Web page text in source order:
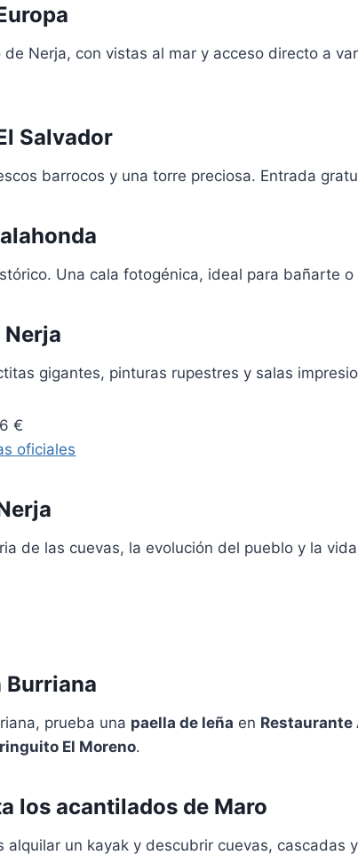
de Nerja, con vistas al mar y acceso directo a
Salvador
barrocos y una torre preciosa. Entrada
Una cala fotogénica, ideal para bañarte o
Nerja
gigantes, pinturas rupestres y salas
€
oficiales
de las cuevas, la evolución del pueblo y la
Burriana
prueba una paella de leña en Restaurante
El Moreno.
los acantilados de Maro
alquilar un kayak y descubrir cuevas, cascadas